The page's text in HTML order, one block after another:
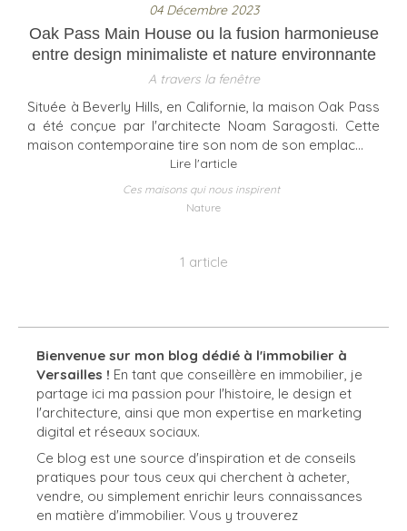
04 Décembre 2023
Oak Pass Main House ou la fusion harmonieuse
entre design minimaliste et nature environnante
A travers la fenêtre
Située à Beverly Hills, en Californie, la maison Oak Pass
a été conçue par l'architecte Noam Saragosti. Cette
maison contemporaine tire son nom de son emplac...
Lire l'article
Ces maisons qui nous inspirent
Nature
1 article
Bienvenue sur mon blog dédié à l'immobilier à
Versailles ! En tant que conseillère en immobilier, je
partage ici ma passion pour l'histoire, le design et
l'architecture, ainsi que mon expertise en marketing
digital et réseaux sociaux.
Ce blog est une source d'inspiration et de conseils
pratiques pour tous ceux qui cherchent à acheter,
vendre, ou simplement enrichir leurs connaissances
en matière d'immobilier. Vous y trouverez